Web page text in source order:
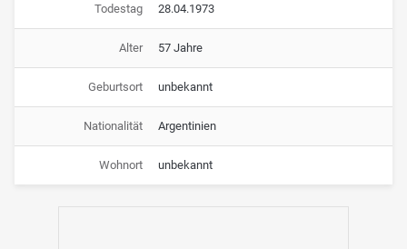
Todestag 28.04.1973
Alter 57 Jahre
Geburtsort unbekannt
Nationalität Argentinien
Wohnort unbekannt